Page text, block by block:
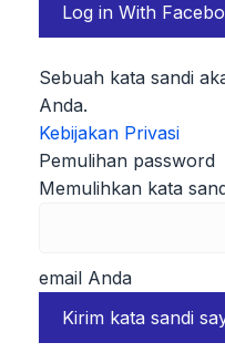
Log in With
Sebuah kata sandi
Anda.
Kebijakan Privasi
Pemulihan password
Memulihkan kata
email Anda